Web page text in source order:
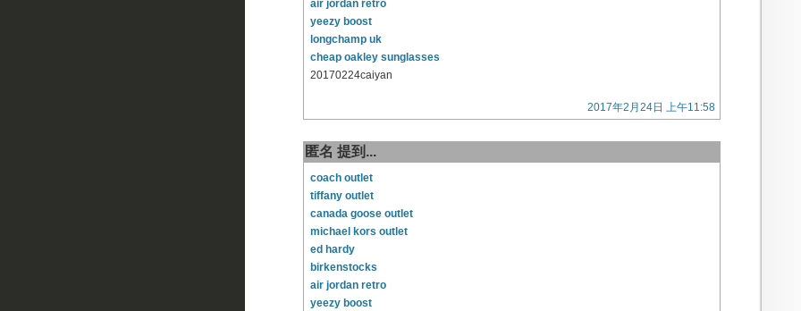
air jordan retro
yeezy boost
longchamp uk
cheap oakley sunglasses
20170224caiyan
2017年2月24日 上午11:58
匿名 提到...
coach outlet
tiffany outlet
canada goose outlet
michael kors outlet
ed hardy
birkenstocks
air jordan retro
yeezy boost